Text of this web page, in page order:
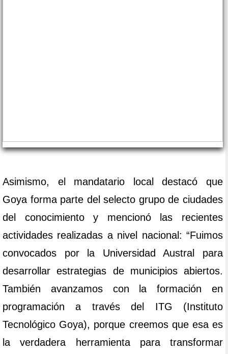
Asimismo, el mandatario local destacó que
Goya forma parte del selecto grupo de ciudades
del conocimiento y mencionó las recientes
actividades realizadas a nivel nacional: “Fuimos
convocados por la Universidad Austral para
desarrollar estrategias de municipios abiertos.
También avanzamos con la formación en
programación a través del ITG (Instituto
Tecnológico Goya), porque creemos que esa es
la verdadera herramienta para transformar